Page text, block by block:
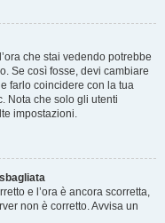
che stai vedendo potrebbe
Se così fosse, devi cambiare
farlo coincidere con la tua
Nota che solo gli utenti
impostazioni.
e l’ora è ancora scorretta,
non è corretto. Avvisa un